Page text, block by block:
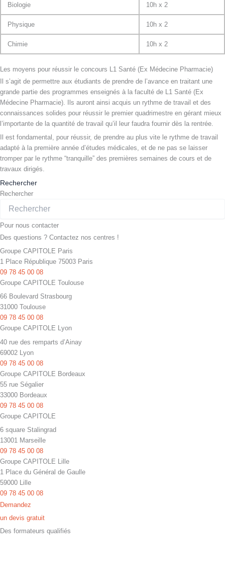
Biologie 10h x 2
Physique 10h x 2
Chimie 10h x 2
Les moyens pour réussir le concours L1 Santé (Ex Médecine Pharmacie)
Il s’agit de permettre aux étudiants de prendre de l’avance en traitant une
grande partie des programmes enseignés à la faculté de L1 Santé (Ex
Médecine Pharmacie). Ils auront ainsi acquis un rythme de travail et des
connaissances solides pour réussir le premier quadrimestre en gérant mieux
l’importante de la quantité de travail qu’il leur faudra fournir dès la rentrée.
Il est fondamental, pour réussir, de prendre au plus vite le rythme de travail
adapté à la première année d’études médicales, et de ne pas se laisser
tromper par le rythme “tranquille” des premières semaines de cours et de
travaux dirigés.
Rechercher
Rechercher
Pour nous contacter
Des questions ? Contactez nos centres !
Groupe CAPITOLE Paris
1 Place République 75003 Paris
09 78 45 00 08
Groupe CAPITOLE Toulouse
66 Boulevard Strasbourg
31000 Toulouse
09 78 45 00 08
Groupe CAPITOLE Lyon
40 rue des remparts d’Ainay
69002 Lyon
09 78 45 00 08
Groupe CAPITOLE Bordeaux
55 rue Ségalier
33000 Bordeaux
09 78 45 00 08
Groupe CAPITOLE
6 square Stalingrad
13001 Marseille
09 78 45 00 08
Groupe CAPITOLE Lille
1 Place du Général de Gaulle
59000 Lille
09 78 45 00 08
Demandez
un devis gratuit
Des formateurs qualifiés